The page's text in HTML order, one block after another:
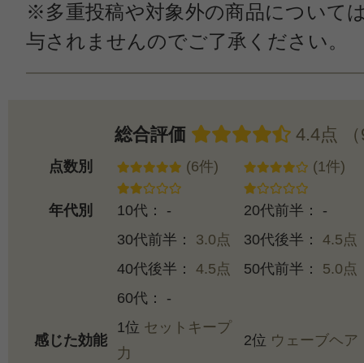
※多重投稿や対象外の商品について
与されませんのでご了承ください。
総合評価 4.4点
点数別 (6件) (1件)
年代別 10代： -
20代前半： -
30代前半： 3.0点 30代後半： 4.5点
40代後半： 4.5点 50代前半： 5.0点
60代： -
感じた効能
1位 セットキープ
力
2位 ウェーブヘア